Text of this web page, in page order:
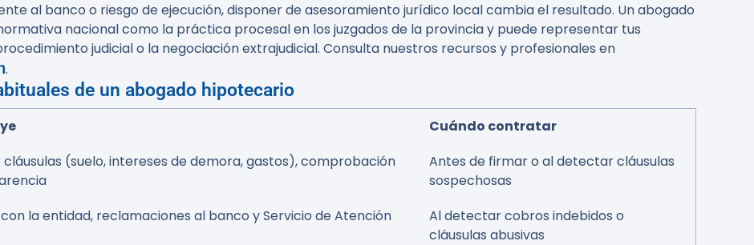
al banco o riesgo de ejecución, disponer de asesoramiento jurídico local cambia el resultado. Un abogado
nacional como la práctica procesal en los juzgados de la provincia y puede representar tus
judicial o la negociación extrajudicial. Consulta nuestros recursos y profesionales en
.
de un abogado hipotecario
Cuándo contratar
cláusulas (suelo, intereses de demora, gastos), comprobación
Antes de firmar o al detectar cláusulas
sospechosas
la entidad, reclamaciones al banco y Servicio de Atención
Al detectar cobros indebidos o
cláusulas abusivas